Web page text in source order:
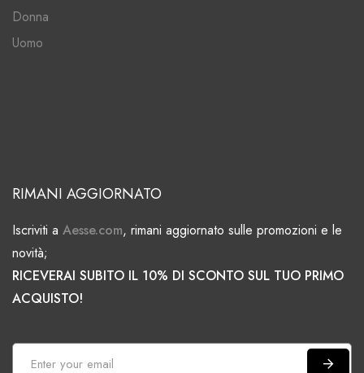
Donna
Uomo
RIMANI AGGIORNATO
Iscriviti a Aesse.com, rimani aggiornato sulle promozioni e le
novità;
RICEVERAI SUBITO IL 10% DI SCONTO SUL TUO PRIMO
ACQUISTO!